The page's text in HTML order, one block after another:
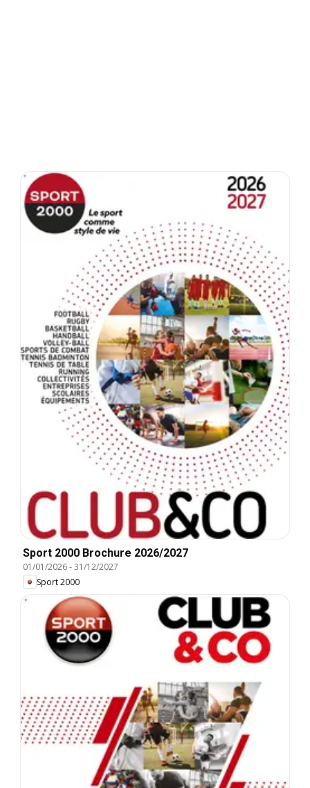
Sport 2000 Brochure 2026/2027
01/01/2026-31/12/2027
Sport 2000